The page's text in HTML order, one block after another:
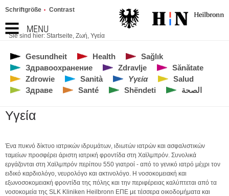
MENU
Schriftgröße Contrast
Sie sind hier: Startseite, Ζωή, Υγεία
Gesundheit Health
Sağlık
Здравоохранение
Zdravlje
Sănătate
Zdrowie
Sanità Υγεία
Salud
Здраве
Santé Shëndeti الصحة
Υγεία
Ένα πυκνό δίκτυο ιατρικών ιδρυμάτων, ιδιωτών ιατρών και ασφαλιστικών
ταμείων προσφέρει άριστη ιατρική φροντίδα στη Χαϊλμπρόν. Συνολικά
εργάζονται στη Χαϊλμπρόν περίπου 550 γιατροί - από το γενικό ιατρό μέχρι τον
ειδικό καρδιολόγο, νευρολόγο και ακτινολόγο. Η νοσοκομειακή και
εξωνοσοκομειακή φροντίδα της πόλης και την περιφέρειας καλύπτεται από τα
νοσοκομεία της SLK Kliniken Heilbronn ΕΠΕ με τέσσερα οικοδομήματα και